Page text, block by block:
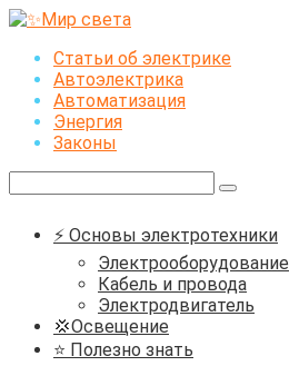
Перейти
контентуСтатьи об электрике
Автоэлектрика
Автоматизация
Энергия
Законы
⚡ Основы электротехники
Электрооборудование
Кабель и провода
Электродвигатель
💢Освещение
⭐ Полезно знать